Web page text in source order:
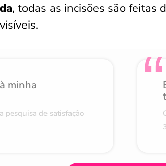
, todas as incisões são feitas
minha
pesquisa de satisfação